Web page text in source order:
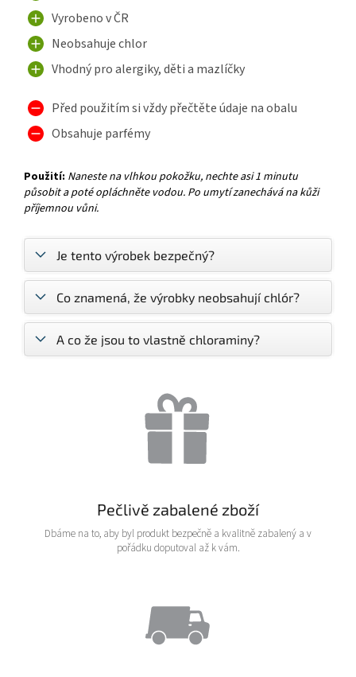
Vyrobeno v ČR
Neobsahuje chlor
Vhodný pro alergiky, děti a mazlíčky
Před použitím si vždy přečtěte údaje na obalu
Obsahuje parfémy
Použití: Naneste na vlhkou pokožku, nechte asi 1 minutu
působit a poté opláchněte vodou. Po umytí zanechává na kůži
příjemnou vůni.
Je tento výrobek bezpečný?
Co znamená, že výrobky neobsahují chlór?
A co že jsou to vlastně chloraminy?
Pečlivě zabalené zboží
Dbáme na to, aby byl produkt bezpečně a kvalitně zabalený a v
pořádku doputoval až k vám.